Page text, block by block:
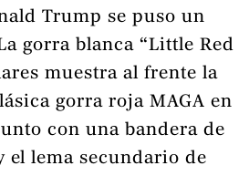
Trump se puso un
gorra blanca “Little Red
muestra al frente la
gorra roja MAGA en
con una bandera de
el lema secundario de